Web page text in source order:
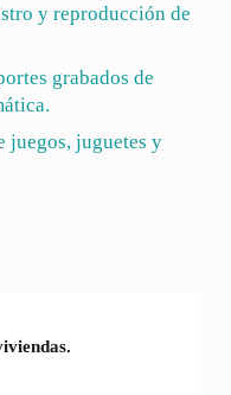
y reproducción de
grabados de
juegos, juguetes y